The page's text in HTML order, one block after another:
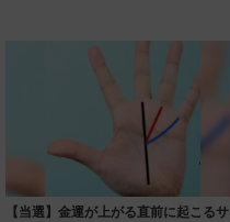
【当選】金運が上がる直前に起こるサ